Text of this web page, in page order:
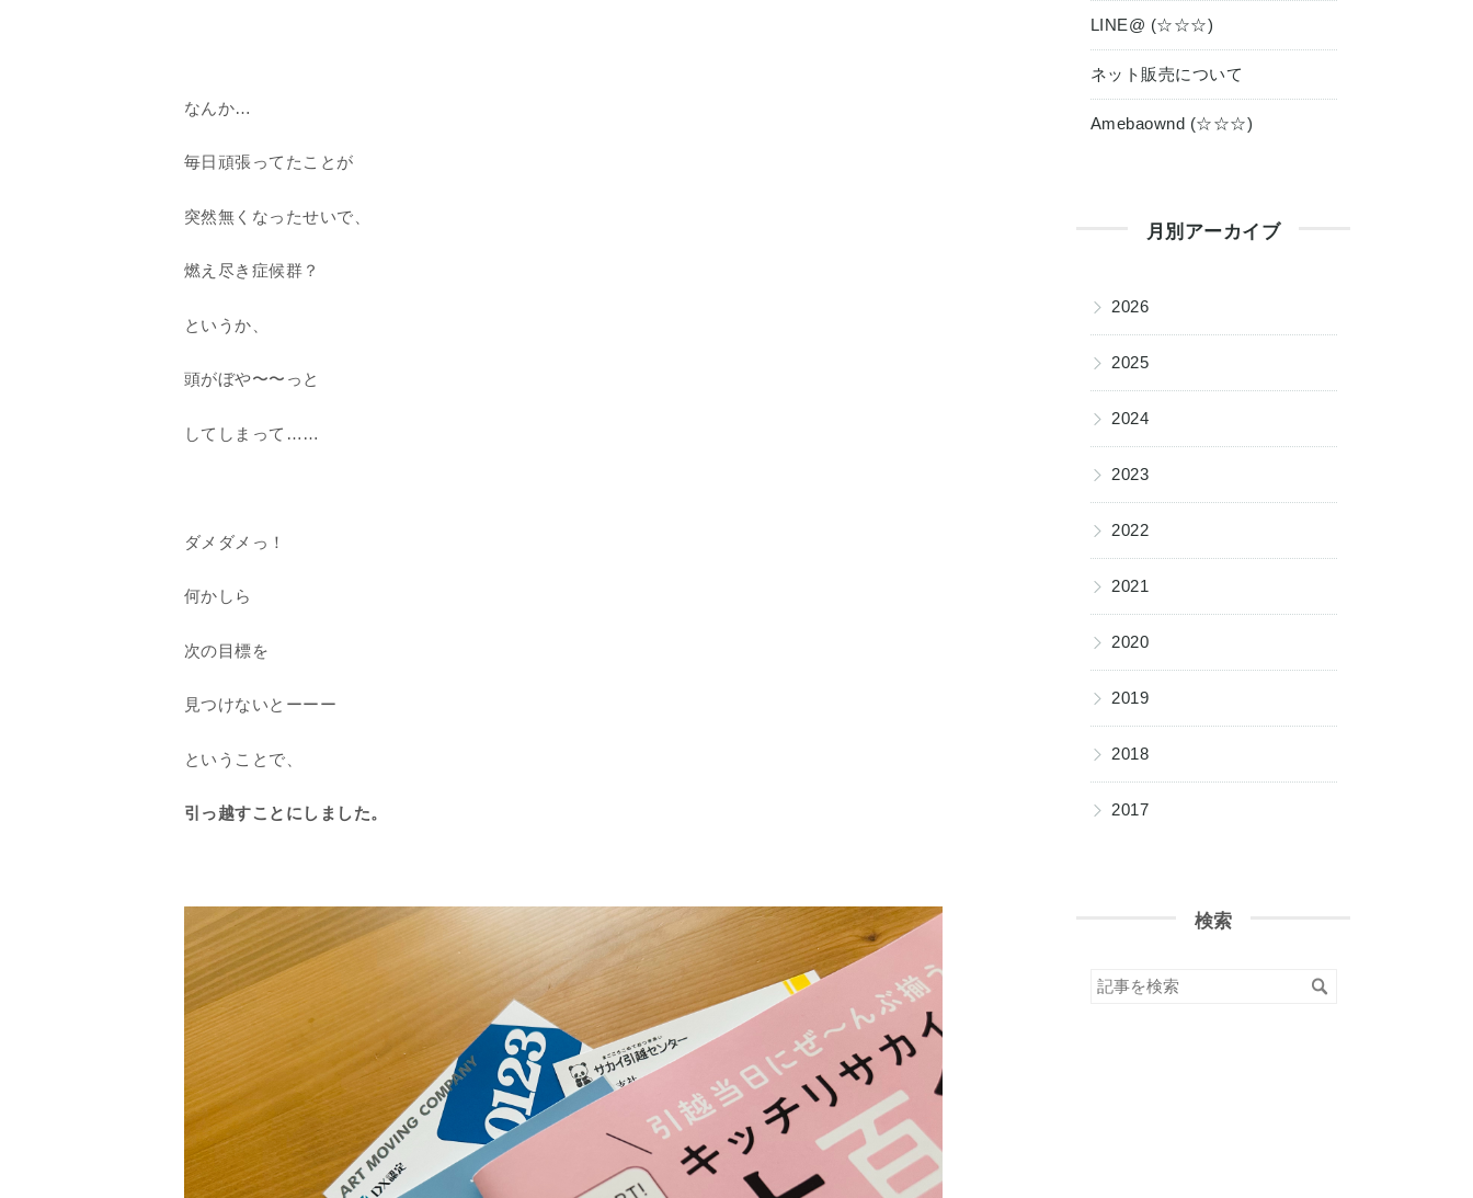
なんか…
毎日頑張ってたことが
突然無くなったせいで、
燃え尽き症候群？
というか、
頭がぼや〜〜っと
してしまって……
ダメダメっ！
何かしら
次の目標を
見つけないとーーー
ということで、
引っ越すことにしました。
LINE@ (☆☆☆)
ネット販売について
Amebaownd (☆☆☆)
月別アーカイブ
▶ 2026
▶ 2025
▶ 2024
▶ 2023
▶ 2022
▶ 2021
▶ 2020
▶ 2019
▶ 2018
▶ 2017
検索